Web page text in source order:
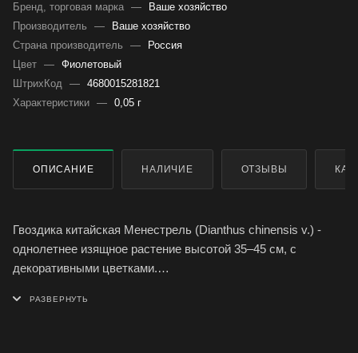
Бренд, торговая марка —
Ваше хозяйство
Производитель
—
Ваше хозяйство
Страна производитель
—
Россия
Цвет — Фиолетовый
ШтрихКод — 4680015281821
Характеристики — 0,05 г
ОПИСАНИЕ НАЛИЧИЕ ОТЗЫВЫ
Гвоздика китайская Менестрель (Dianthus chinensis v.) -
однолетнее изящное растение высотой 35–45 см, с
декоративными цветками.
Растение из побегов образует плотную подушку, цветки